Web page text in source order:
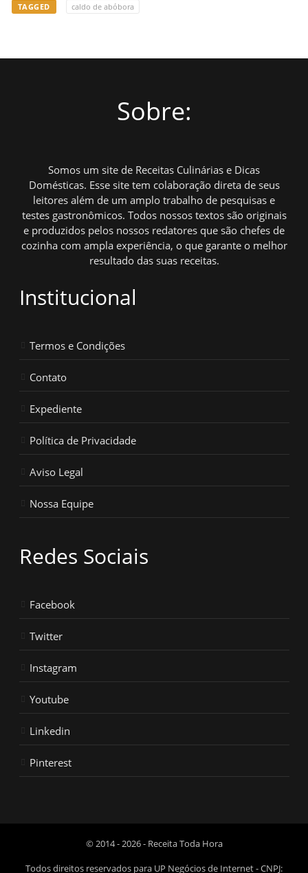
TAGGED caldo de abóbora
Sobre:
Somos um site de Receitas Culinárias e Dicas
Domésticas. Esse site tem colaboração direta de seus
leitores além de um amplo trabalho de pesquisas e
testes gastronômicos. Todos nossos textos são originais
e produzidos pelos nossos redatores que são chefes de
cozinha com ampla experiência, o que garante o melhor
resultado das suas receitas.
Institucional
Termos e Condições
Contato
Expediente
Política de Privacidade
Aviso Legal
Nossa Equipe
Redes Sociais
Facebook
Twitter
Instagram
Youtube
Linkedin
Pinterest
© 2014 - 2026 - Receita Toda Hora
Todos direitos reservados para UP Negócios de Internet - CNPJ: